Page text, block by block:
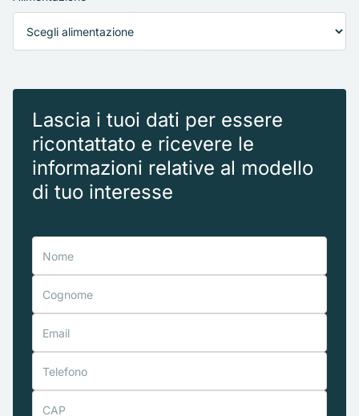
Lascia i tuoi dati per essere
ricontattato e ricevere le
informazioni relative al modello
di tuo interesse